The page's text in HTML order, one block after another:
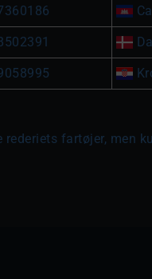
fartøjer, men